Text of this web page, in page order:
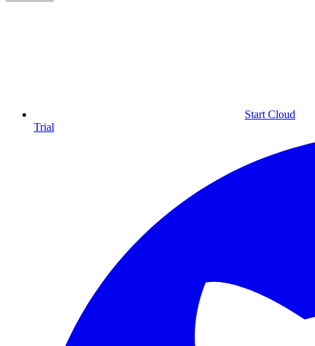
Start Cloud
Trial